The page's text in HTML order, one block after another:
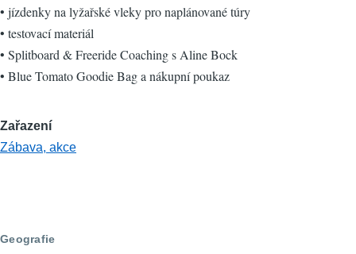
• jízdenky na lyžařské vleky pro naplánované túry
• testovací materiál
• Splitboard & Freeride Coaching s Aline Bock
• Blue Tomato Goodie Bag a nákupní poukaz
Zařazení
Zábava, akce
Geografie